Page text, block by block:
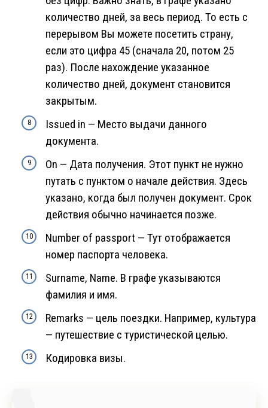
количество дней, за весь период. То есть с
перерывом Вы можете посетить страну,
если это цифра 45 (сначала 20, потом 25
раз). После нахождение указанное
количество дней, документ становится
закрытым.
Issued in — Место выдачи данного
документа.
On — Дата получения. Этот пункт не нужно
путать с пунктом о начале действия. Здесь
указано, когда был получен документ. Срок
действия обычно начинается позже.
Number of passport — Тут отображается
номер паспорта человека.
Surname, Name. В графе указываются
фамилия и имя.
Remarks — цель поездки. Например, культура
— путешествие с туристической целью.
Кодировка визы.